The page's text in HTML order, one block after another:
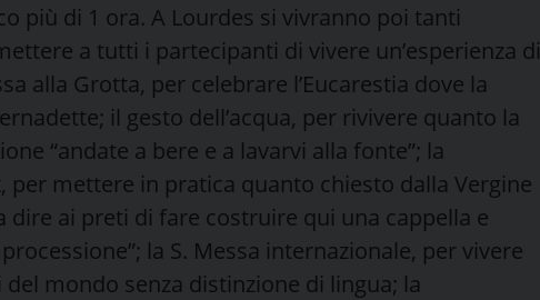
più di 1 ora. A Lourdes si vivranno poi tanti
a tutti i partecipanti di vivere un’esperienza di
alla Grotta, per celebrare l’Eucarestia dove la
il gesto dell’acqua, per rivivere quanto la
“andate a bere e a lavarvi alla fonte”; la
per mettere in pratica quanto chiesto dalla Vergine
dire ai preti di fare costruire qui una cappella e
la S. Messa internazionale, per vivere
mondo senza distinzione di lingua; la